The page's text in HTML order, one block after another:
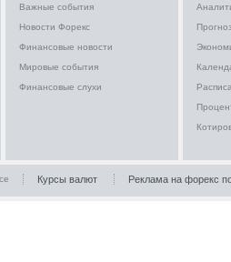
Важные события
Новости Форекс
Финансовые новости
Мировые события
Финансовые слухи
Курсы валют Реклама на форекс